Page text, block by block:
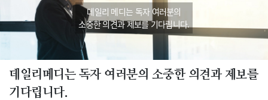
데일리 메디는 독자 여러분의
소중한 의견과 제보를 기다립니다.
데일리메디는 독자 여러분의 소중한 의견과 제보를
기다립니다.